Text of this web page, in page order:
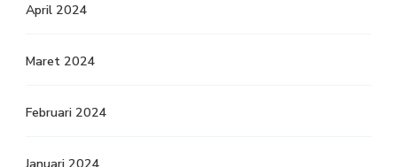
April 2024
Maret 2024
Februari 2024